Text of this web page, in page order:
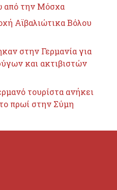
από την Μόσχα
Αϊβαλιώτικα Βόλου
στην Γερμανία για
και ακτιβιστών
τουρίστα ανήκει
πρωί στην Σύμη